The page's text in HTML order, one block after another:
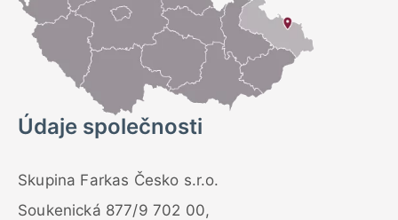
Údaje společnosti
Skupina Farkas Česko s.r.o.
Soukenická 877/9 702 00,